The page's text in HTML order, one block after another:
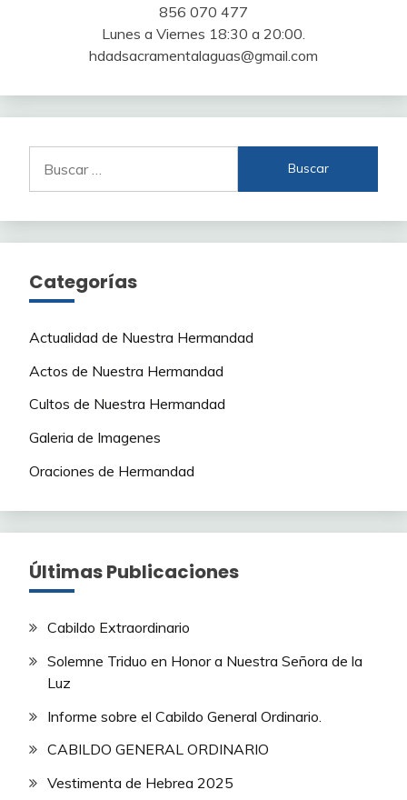
856 070 477
Lunes a Viernes 18:30 a 20:00.
hdadsacramentalaguas@gmail.com
Categorías
Actualidad de Nuestra Hermandad
Actos de Nuestra Hermandad
Cultos de Nuestra Hermandad
Galeria de Imagenes
Oraciones de Hermandad
Últimas Publicaciones
Cabildo Extraordinario
Solemne Triduo en Honor a Nuestra Señora de la
Luz
Informe sobre el Cabildo General Ordinario.
CABILDO GENERAL ORDINARIO
Vestimenta de Hebrea 2025